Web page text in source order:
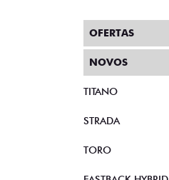
OFERTAS
NOVOS
TITANO
STRADA
TORO